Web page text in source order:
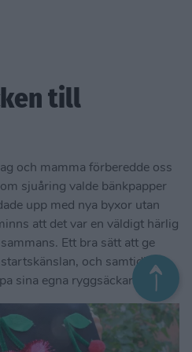
till
och mamma förberedde oss
sjuåring valde bänkpapper
upp med nya byxor utan
att det var en väldigt härlig
Ett bra sätt att ge
och samtidigt
sina egna ryggsäckar.